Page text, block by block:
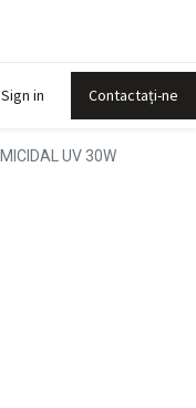
Sign in Contactați-ne
UV 30W